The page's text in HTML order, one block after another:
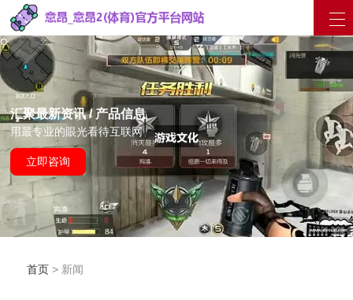
汇聚最新资讯 / 产品信息
用最专业的眼光看待互联网
立即咨询
首页> 新闻